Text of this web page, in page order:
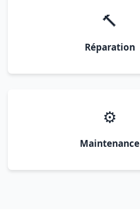
🔨
Réparation
⚙️
Maintenance